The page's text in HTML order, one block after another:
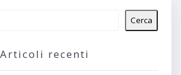
Cerca
Articoli recenti